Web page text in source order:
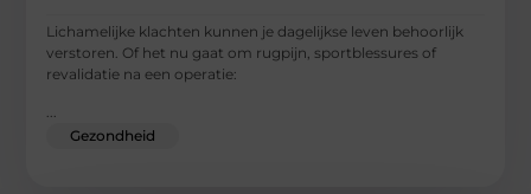
Lichamelijke klachten kunnen je dagelijkse leven behoorlijk
verstoren. Of het nu gaat om rugpijn, sportblessures of
revalidatie na een operatie:
...
Gezondheid